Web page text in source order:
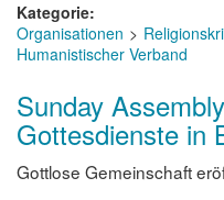
Kategorie
Organisationen
Humanistischer Verband
Sunday
Gottesdienste in
Gottlose Gemeinschaft